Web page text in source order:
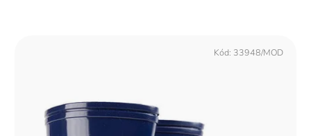
Kód: 33948/MOD